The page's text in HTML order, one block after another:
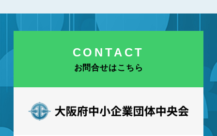
CONTACT
お問合せはこちら